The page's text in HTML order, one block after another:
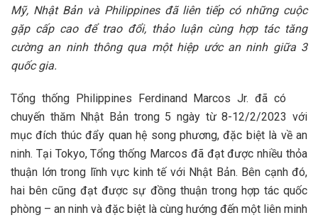
Mỹ, Nhật Bản và Philippines đã liên tiếp có những cuộc
gặp cấp cao để trao đổi, thảo luận cùng hợp tác tăng
cường an ninh thông qua một hiệp ước an ninh giữa 3
quốc gia.
Tổng thống Philippines Ferdinand Marcos Jr. đã có
chuyến thăm Nhật Bản trong 5 ngày từ 8-12/2/2023 với
mục đích thúc đẩy quan hệ song phương, đặc biệt là về an
ninh. Tại Tokyo, Tổng thống Marcos đã đạt được nhiều thỏa
thuận lớn trong lĩnh vực kinh tế với Nhật Bản. Bên cạnh đó,
hai bên cũng đạt được sự đồng thuận trong hợp tác quốc
phòng – an ninh và đặc biệt là cùng hướng đến một liên minh